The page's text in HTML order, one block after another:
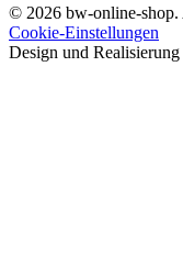
© 2026 bw-online-shop.
Cookie-Einstellungen
Design und Realisierung